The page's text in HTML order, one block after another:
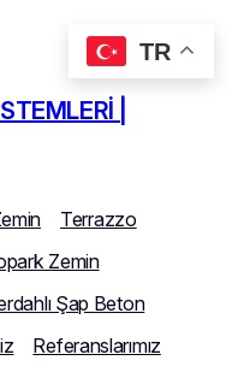
|
Terrazzo
Zemin
Şap Beton
Referanslarımız
TR